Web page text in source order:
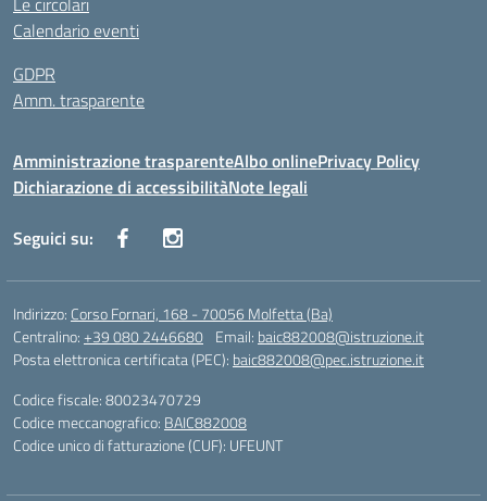
Calendario eventi
GDPR
Amm. trasparente
Amministrazione trasparenteAlbo onlinePrivacy Policy
Dichiarazione di accessibilitàNote legali
Seguici su:
Indirizzo: Corso Fornari, 168 - 70056 Molfetta (Ba)
Centralino:+39 080 2446680 Email: baic882008@istruzione.it
Posta elettronica certificata (PEC): baic882008@pec.istruzione.it
Codice fiscale: 80023470729
Codice meccanografico: BAIC882008
Codice unico di fatturazione (CUF): UFEUNT